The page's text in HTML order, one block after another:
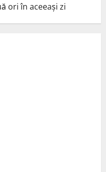
ori în aceeași zi